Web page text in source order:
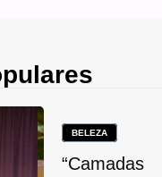
BELEZA
“Camadas